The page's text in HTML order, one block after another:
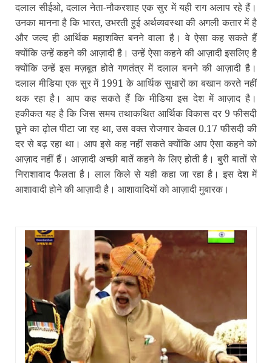
दलाल सीईओ, दलाल नेता-नौकरशाह एक सुर में यही राग अलाप रहे हैं।
उनका मानना है कि भारत, उभरती हुई अर्थव्यवस्था की अगली कतार में है
और जल्द ही आर्थिक महाशक्ति बनने वाला है। वे ऐसा कह सकते हैं
क्‍योंकि उन्‍हें कहने की आज़ादी है। उन्‍हें ऐसा कहने की आज़ादी इसलिए है
क्‍योंकि उन्‍हें इस मज़बूत होते गणतंत्र में दलाल बनने की आज़ादी है।
दलाल मीडिया एक सुर में 1991 के आर्थिक सुधारों का बखान करते नहीं
थक रहा है। आप कह सकते हैं कि मीडिया इस देश में आज़ाद है।
हकीकत यह है कि जिस समय तथाकथित आर्थिक विकास दर 9 फीसदी
छूने का ढ़ोल पीटा जा रह था, उस वक्‍त रोजगार केवल 0.17 फीसदी की
दर से बढ़ रहा था। आप इसे कह नहीं सकते क्‍योंकि आप ऐसा कहने को
आज़ाद नहीं हैं। आज़ादी अच्‍छी बातें कहने के लिए होती है। बुरी बातों से
निराशावाद फैलता है। लाल किले से यही कहा जा रहा है। इस देश में
आशावादी होने की आज़ादी है। आशावादियों को आज़ादी मुबारक।